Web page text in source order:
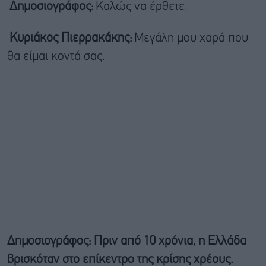
Δημοσιογράφος: Καλώς να έρθετε.
Κυριάκος Πιερρακάκης: Μεγάλη μου χαρά που
θα είμαι κοντά σας.
Δημοσιογράφος:
Πριν από 10 χρόνια, η Ελλάδα
βρισκόταν στο επίκεντρο της κρίσης χρέους.